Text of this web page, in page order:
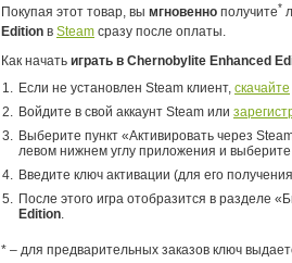
Покупая этот товар, вы мгновенно получите*
Edition в Steam сразу после оплаты.
Как начать играть в Chernobylite Enhanced
Если не установлен Steam клиент, скачайте
Войдите в свой аккаунт Steam или
Выберите пункт «Активировать через
левом нижнем углу приложения и
Введите ключ активации (для его
После этого игра отобразится в разделе
Edition.
* – для предварительных заказов ключ